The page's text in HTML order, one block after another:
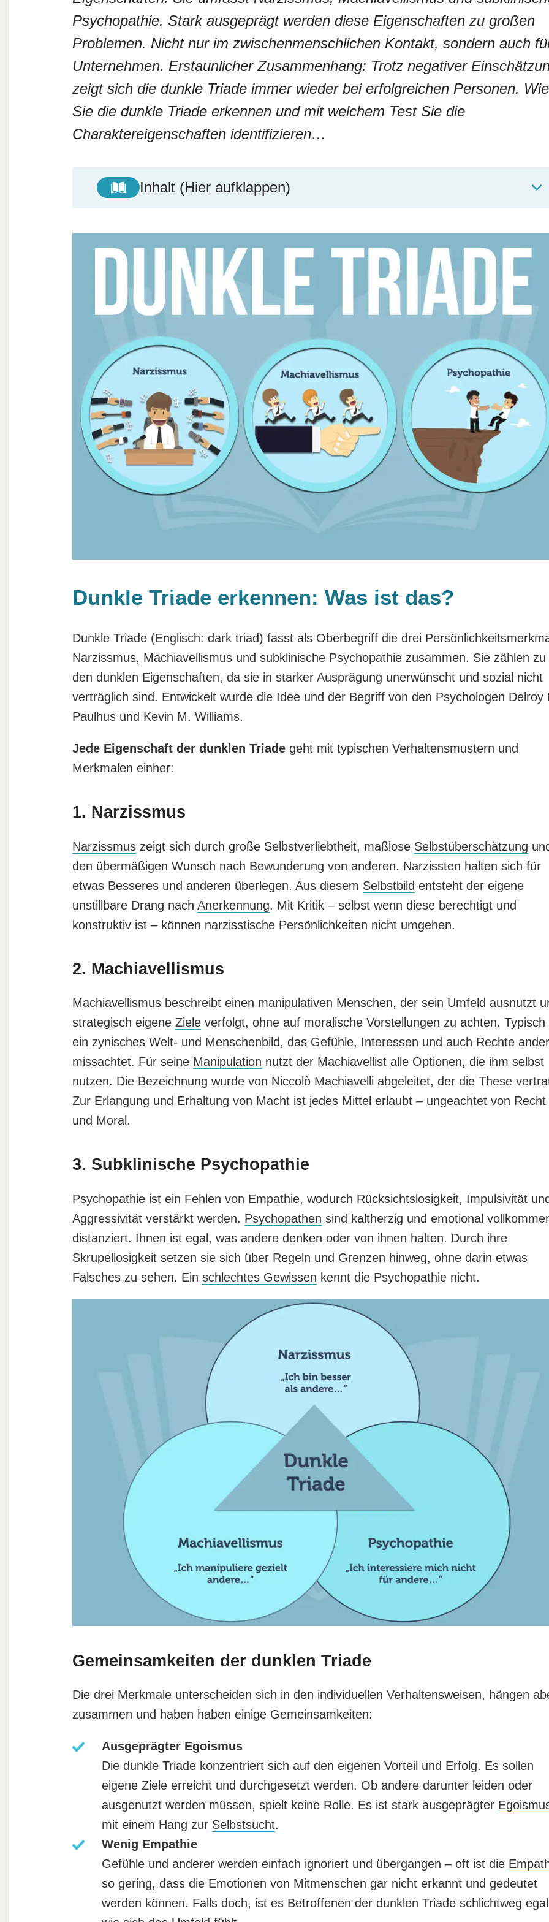
Psychopathie. Stark ausgeprägt werden diese Eigenschaften zu großen
Problemen. Nicht nur im zwischenmenschlichen Kontakt, sondern auch
Unternehmen. Erstaunlicher Zusammenhang: Trotz negativer
zeigt sich die dunkle Triade immer wieder bei erfolgreichen Personen. Wie
Sie die dunkle Triade erkennen und mit welchem Test Sie die
Charaktereigenschaften identifizieren…
Inhalt (Hier aufklappen)
Dunkle Triade erkennen: Was ist das?
Dunkle Triade (Englisch: dark triad) fasst als Oberbegriff die drei
Narzissmus, Machiavellismus und subklinische Psychopathie zusammen. Sie zählen zu
den dunklen Eigenschaften, da sie in starker Ausprägung unerwünscht und sozial nicht
verträglich sind. Entwickelt wurde die Idee und der Begriff von den Psychologen Delroy
Paulhus und Kevin M. Williams.
Jede Eigenschaft der dunklen Triadegeht mit typischen Verhaltensmustern und
Merkmalen einher:
1. Narzissmus
Narzissmuszeigt sich durch große Selbstverliebtheit, maßlose Selbstüberschätzung
den übermäßigen Wunsch nach Bewunderung von anderen. Narzissten halten sich für
etwas Besseres und anderen überlegen. Aus diesem Selbstbild entsteht der eigene
unstillbare Drang nach Anerkennung. Mit Kritik – selbst wenn diese berechtigt und
konstruktiv ist – können narzisstische Persönlichkeiten nicht umgehen.
2. Machiavellismus
Machiavellismus beschreibt einen manipulativen Menschen, der sein Umfeld ausnutzt
strategisch eigene Zieleverfolgt, ohne auf moralische Vorstellungen zu achten. Typisch
ein zynisches Welt- und Menschenbild, das Gefühle, Interessen und auch Rechte
missachtet. Für seine Manipulation nutzt der Machiavellist alle Optionen, die ihm selbst
nutzen. Die Bezeichnung wurde von Niccolò Machiavelli abgeleitet, der die These
Zur Erlangung und Erhaltung von Macht ist jedes Mittel erlaubt – ungeachtet von Recht
und Moral.
3. Subklinische Psychopathie
Psychopathie ist ein Fehlen von Empathie, wodurch Rücksichtslosigkeit, Impulsivität
Aggressivität verstärkt werden. Psychopathen sind kaltherzig und emotional
distanziert. Ihnen ist egal, was andere denken oder von ihnen halten. Durch ihre
Skrupellosigkeit setzen sie sich über Regeln und Grenzen hinweg, ohne darin etwas
Falsches zu sehen. Ein schlechtes Gewissen kennt die Psychopathie nicht.
Gemeinsamkeiten der dunklen Triade
Die drei Merkmale unterscheiden sich in den individuellen Verhaltensweisen, hängen
zusammen und haben haben einige Gemeinsamkeiten:
Ausgeprägter Egoismus
Die dunkle Triade konzentriert sich auf den eigenen Vorteil und Erfolg. Es sollen
eigene Ziele erreicht und durchgesetzt werden. Ob andere darunter leiden oder
ausgenutzt werden müssen, spielt keine Rolle. Es ist stark ausgeprägter
mit einem Hang zur Selbstsucht.
Wenig Empathie
Gefühle und anderer werden einfach ignoriert und übergangen – oft ist die
so gering, dass die Emotionen von Mitmenschen gar nicht erkannt und gedeutet
werden können. Falls doch, ist es Betroffenen der dunklen Triade schlichtweg